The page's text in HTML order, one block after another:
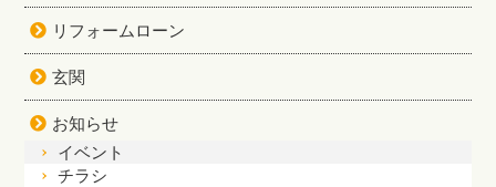
リフォームローン
玄関
お知らせ
イベント
チラシ